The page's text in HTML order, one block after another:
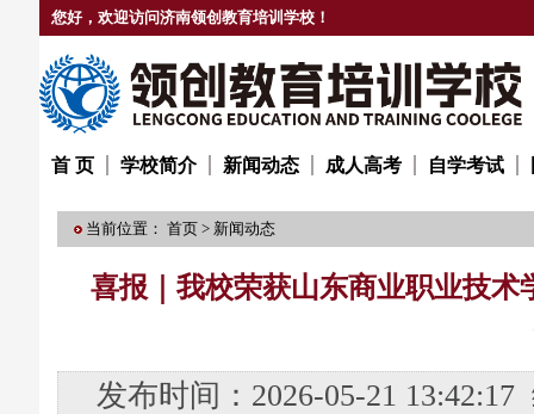
您好，欢迎访问济南领创教育培训学校！
首 页 学校简介 新闻动态 成人高考 自学考试
当前位置： 首页 > 新闻动态
喜报｜我校荣获山东商业职业技术
发布时间：2026-05-21